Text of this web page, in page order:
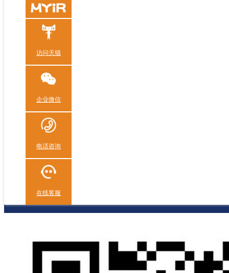
访问天猫
企业微信
电话咨询
在线客服